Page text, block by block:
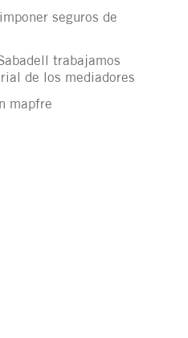
seguros de
trabajamos
de los mediadores
mapfre